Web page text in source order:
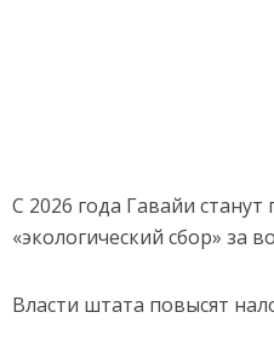
С 2026 года Гавайи
«экологический сбор» за
Власти штата повысят